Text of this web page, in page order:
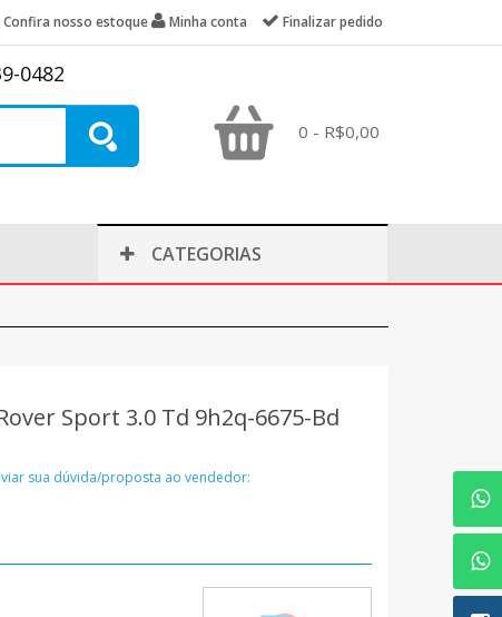
Confira nosso estoque Minha conta Finalizar pedido
0482
0 - R$0,00
CATEGORIAS
Sport 3.0 Td 9h2q-6675-Bd
sua dúvida/proposta ao vendedor: